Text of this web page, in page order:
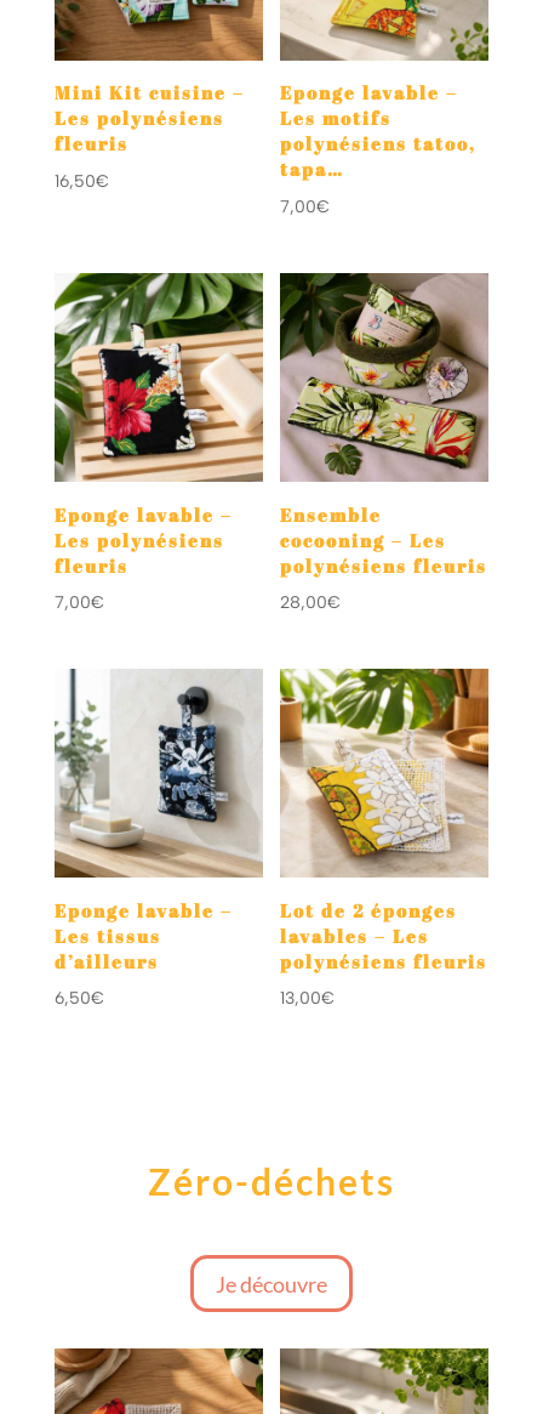
Mini Kit cuisine –
Les polynésiens
fleuris
16,50€
Eponge lavable –
Les motifs
polynésiens tatoo,
tapa…
7,00€
Eponge lavable –
Les polynésiens
fleuris
7,00€
Ensemble
cocooning – Les
polynésiens fleuris
28,00€
Eponge lavable –
Les tissus
d’ailleurs
6,50€
Lot de 2 éponges
lavables – Les
polynésiens fleuris
13,00€
Zéro-déchets
Je découvre